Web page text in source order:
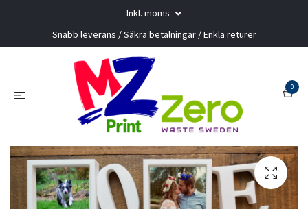
Inkl. moms
Snabb leverans / Säkra betalningar / Enkla returer
0